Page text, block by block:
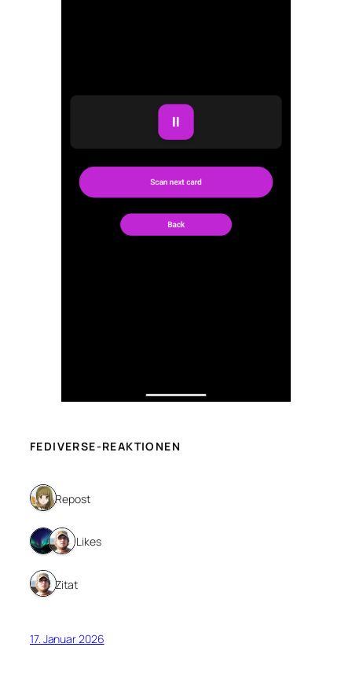
FEDIVERSE-REAKTIONEN
1 Repost
2 Likes
1 Zitat
17. Januar 2026